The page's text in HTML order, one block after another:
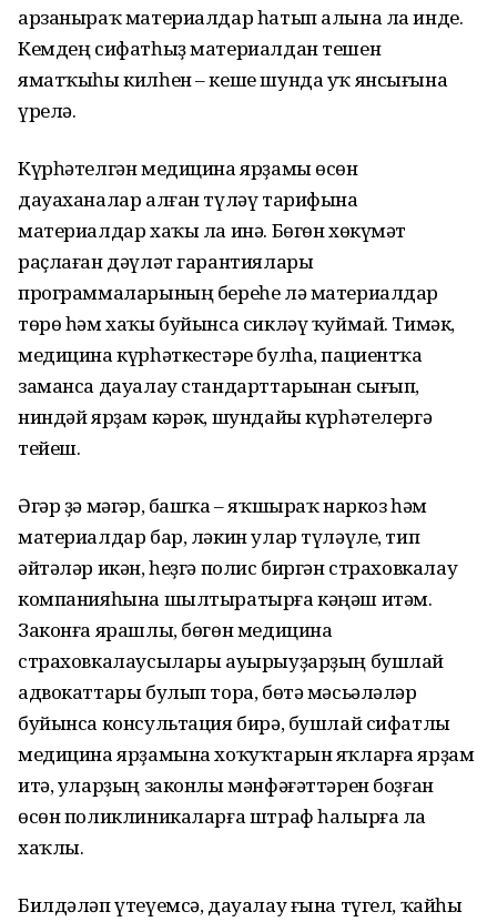
арзаныраҡ материалдар һатып алына ла инде.
Кемдең сифатһыҙ материалдан тешен
яматҡыһы килһен – кеше шунда уҡ янсығына
үрелә.
Күрһәтелгән медицина ярҙамы өсөн
дауаханалар алған түләү тарифына
материалдар хаҡы ла инә. Бөгөн хөкүмәт
раҫлаған дәүләт гарантиялары
программаларының береһе лә материалдар
төрө һәм хаҡы буйынса сикләү ҡуймай. Тимәк,
медицина күрһәткестәре булһа, пациентҡа
заманса дауалау стандарттарынан сығып,
ниндәй ярҙам кәрәк, шундайы күрһәтелергә
тейеш.
Әгәр ҙә мәгәр, башҡа – яҡшыраҡ наркоз һәм
материалдар бар, ләкин улар түләүле, тип
әйтәләр икән, һеҙгә полис биргән страховкалау
компанияһына шылтыратырға кәңәш итәм.
Законға ярашлы, бөгөн медицина
страховкалаусылары ауырыуҙарҙың бушлай
адвокаттары булып тора, бөтә мәсьәләләр
буйынса консультация бирә, бушлай сифатлы
медицина ярҙамына хоҡуҡтарын яҡларға ярҙам
итә, уларҙың законлы мәнфәғәттәрен боҙған
өсөн поликлиникаларға штраф һалырға ла
хаҡлы.
Билдәләп үтеүемсә, дауалау ғына түгел, ҡайһы